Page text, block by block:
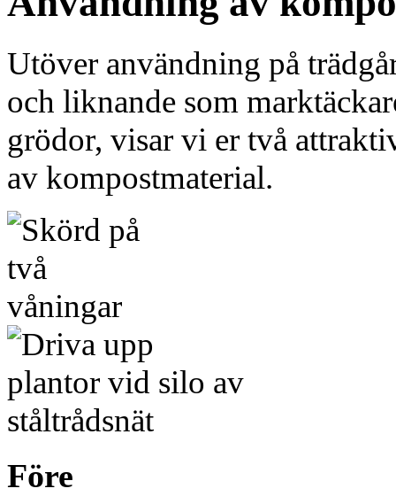
Utöver användning på
och liknande som
grödor, visar vi er två
av kompostmaterial.
Före